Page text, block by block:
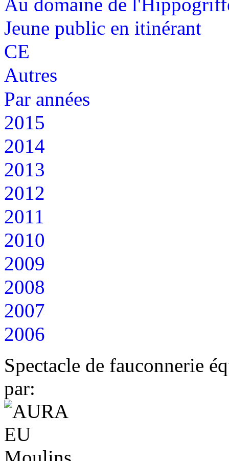
Au domaine de
Jeune public en itinérant
CE
Autres
Par années
2015
2014
2013
2012
2011
2010
2009
2008
2007
2006
Spectacle de fauconnerie
par: